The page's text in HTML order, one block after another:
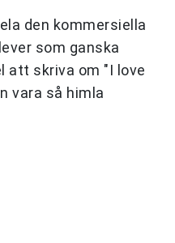
den kommersiella
som ganska
att skriva om "I love
vara så himla